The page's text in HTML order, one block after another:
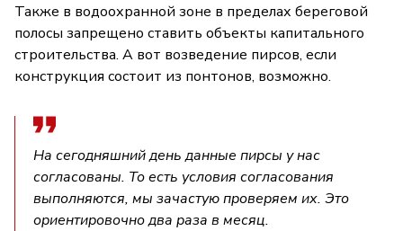
Также в водоохранной зоне в пределах береговой
полосы запрещено ставить объекты капитального
строительства. А вот возведение пирсов, если
конструкция состоит из понтонов, возможно.
На сегодняшний день данные пирсы у нас
согласованы. То есть условия согласования
выполняются, мы зачастую проверяем их. Это
ориентировочно два раза в месяц.